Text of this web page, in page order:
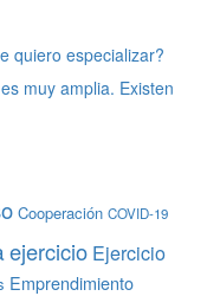
quiero especializar?
muy amplia. Existen
Cooperación COVID-19
ejercicio Ejercicio
Emprendimiento